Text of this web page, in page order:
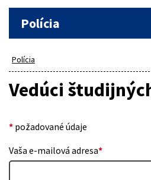
Polícia
Polícia
Vedúci
* požadované údaje
Vaša e-mailová adresa*